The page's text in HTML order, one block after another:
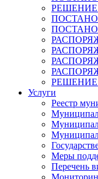
РЕШЕНИЕ
Услуги
Реестр
Меры
Перечень